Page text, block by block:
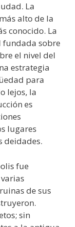
La
alto de la
conocido. La
fundada sobre
el nivel del
estrategia
para
lejos, la
es
lugares
deidades.
fue
de sus
sin